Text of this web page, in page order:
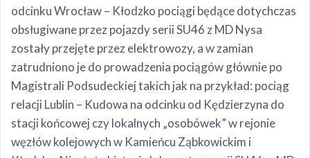
odcinku Wrocław – Kłodzko pociągi będące dotychczas
obsługiwane przez pojazdy serii SU46 z MD Nysa
zostały przejęte przez elektrowozy, a w zamian
zatrudniono je do prowadzenia pociągów głównie po
Magistrali Podsudeckiej takich jak na przykład: pociąg
relacji Lublin – Kudowa na odcinku od Kędzierzyna do
stacji końcowej czy lokalnych „osobówek” w rejonie
węzłów kolejowych w Kamieńcu Ząbkowickim i